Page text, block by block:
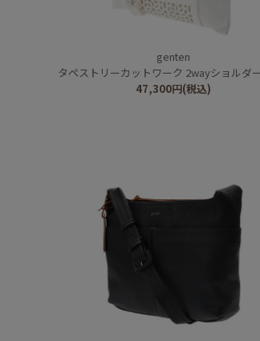
genten
タペストリーカットワーク 2wayショルダーバ
47,300円(税込)